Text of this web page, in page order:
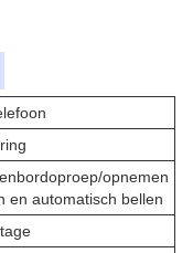
opnemen
en automatisch bellen